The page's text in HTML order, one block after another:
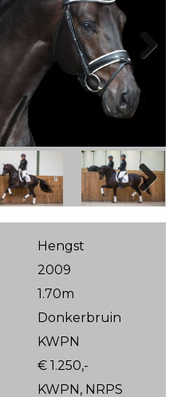
Next
Hengst
2009
1.70m
Donkerbruin
KWPN
€ 1.250,-
KWPN, NRPS